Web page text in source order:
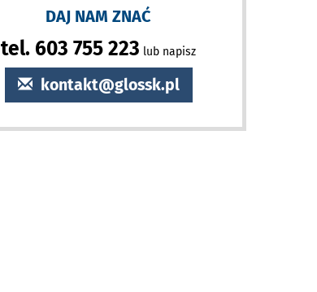
DAJ NAM ZNAĆ
tel. 603 755 223 lub napisz
kontakt@glossk.pl